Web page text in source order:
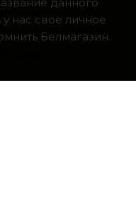
нас свое личное
Белмагазин.